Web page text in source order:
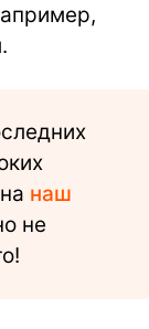
наш
не